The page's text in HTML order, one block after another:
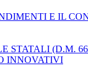
E IL
STATALI (D.M.
INNOVATIVI